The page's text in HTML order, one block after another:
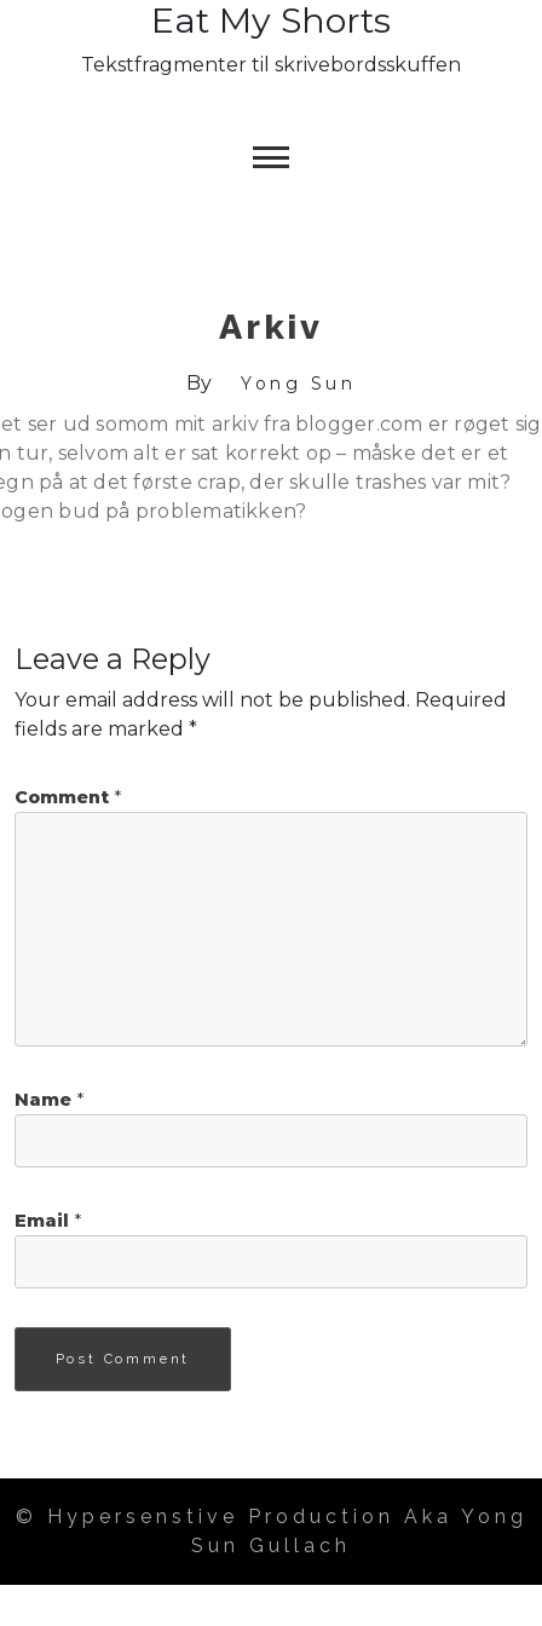
Eat My Shorts
Tekstfragmenter til skrivebordsskuffen
Arkiv
By Yong Sun
ser ud somom mit arkiv fra blogger.com er røget sig
tur, selvom alt er sat korrekt op – måske det er et
på at det første crap, der skulle trashes var mit?
bud på problematikken?
Leave a Reply
Your email address will not be published. Required
fields are marked *
Comment *
Name *
Email *
© Hypersenstive Production Aka Yong
Sun Gullach